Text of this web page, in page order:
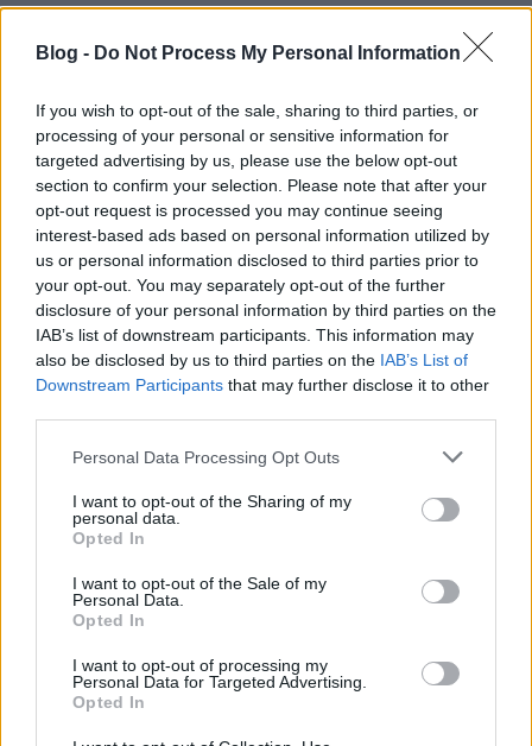
Blog - Do Not Process My Personal Information
If you wish to opt-out of the sale, sharing to third parties, or
processing of your personal or sensitive information for
targeted advertising by us, please use the below opt-out
section to confirm your selection. Please note that after your
opt-out request is processed you may continue seeing
interest-based ads based on personal information utilized by
us or personal information disclosed to third parties prior to
your opt-out. You may separately opt-out of the further
disclosure of your personal information by third parties on the
IAB’s list of downstream participants. This information may
also be disclosed by us to third parties on the IAB’s List of
Downstream Participants that may further disclose it to other
Please note that this website/app uses one or more Google
not limited to your visit or usage behaviour. You may click to
grant or deny consent to Google and its third-party tags to
use your data for below specified purposes in below Google
consent section.
Personal Data Processing Opt Outs
I want to opt-out of the Sharing of my
personal data.
Opted In
I want to opt-out of the Sale of my
Personal Data.
Opted In
I want to opt-out of processing my
Personal Data for Targeted Advertising.
Opted In
Címkék:tv rádió rtl klub győzike viasat barátok közt
rádiócafé celeb vagyok
Ajánlott bejegyzések:
Folytatódik a zombivadászat
Nyár, mi? Uborkaszezon, ugye? Muhaha!
A Breaking Bad sztárjával tér vissza a
Westworld
Az illegális letöltők is rácuppantak az új